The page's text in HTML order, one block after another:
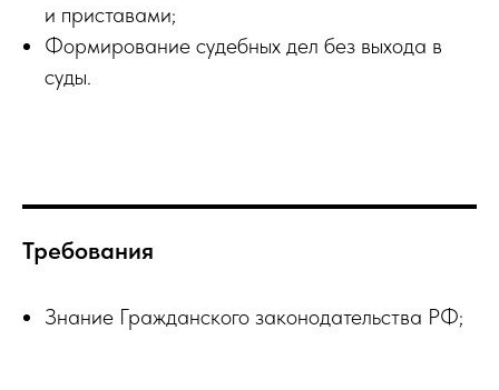
и приставами;
Формирование судебных дел без выхода в
суды.
Требования
Знание Гражданского законодательства РФ;